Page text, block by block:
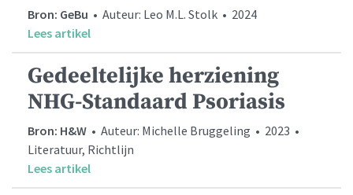
Bron: GeBu • Auteur: Leo M.L. Stolk • 2024
Lees artikel
Gedeeltelijke herziening
NHG-Standaard Psoriasis
Bron: H&W • Auteur: Michelle Bruggeling • 2023 •
Literatuur, Richtlijn
Lees artikel